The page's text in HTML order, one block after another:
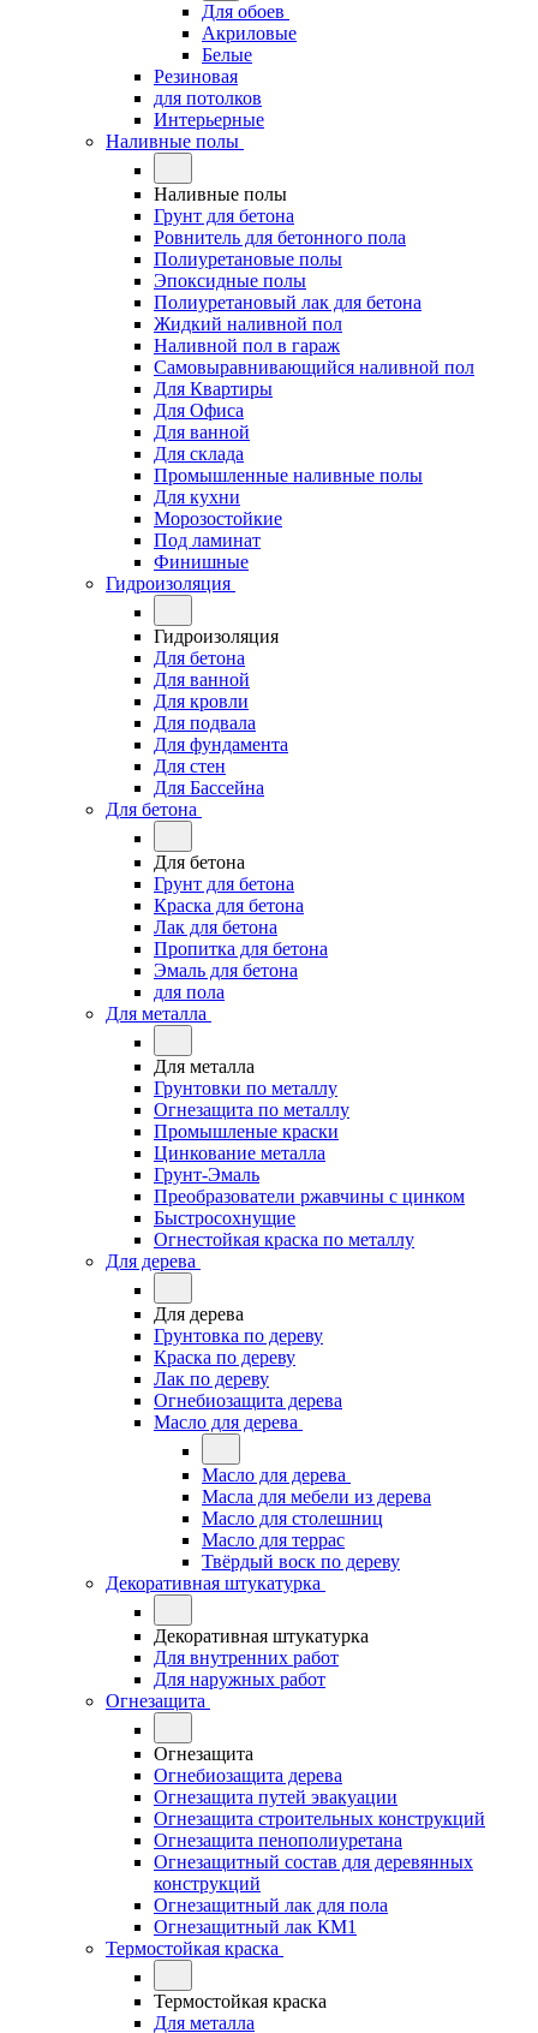
Для обоев
Акриловые
Белые
Резиновая
для потолков
Интерьерные
Наливные полы
Наливные полы
Грунт для бетона
Ровнитель для бетонного пола
Полиуретановые полы
Эпоксидные полы
Полиуретановый лак для бетона
Жидкий наливной пол
Наливной пол в гараж
Самовыравнивающийся наливной пол
Для Квартиры
Для Офиса
Для ванной
Для склада
Промышленные наливные полы
Для кухни
Морозостойкие
Под ламинат
Финишные
Гидроизоляция
Гидроизоляция
Для бетона
Для ванной
Для кровли
Для подвала
Для фундамента
Для стен
Для Бассейна
Для бетона
Для бетона
Грунт для бетона
Краска для бетона
Лак для бетона
Пропитка для бетона
Эмаль для бетона
для пола
Для металла
Для металла
Грунтовки по металлу
Огнезащита по металлу
Промышленые краски
Цинкование металла
Грунт-Эмаль
Преобразователи ржавчины с цинком
Быстросохнущие
Огнестойкая краска по металлу
Для дерева
Для дерева
Грунтовка по дереву
Краска по дереву
Лак по дереву
Огнебиозащита дерева
Масло для дерева
Масло для дерева
Масла для мебели из дерева
Масло для столешниц
Масло для террас
Твёрдый воск по дереву
Декоративная штукатурка
Декоративная штукатурка
Для внутренних работ
Для наружных работ
Огнезащита
Огнезащита
Огнебиозащита дерева
Огнезащита путей эвакуации
Огнезащита строительных конструкций
Огнезащита пенополиуретана
Огнезащитный состав для деревянных
конструкций
Огнезащитный лак для пола
Огнезащитный лак КМ1
Термостойкая краска
Термостойкая краска
Для металла